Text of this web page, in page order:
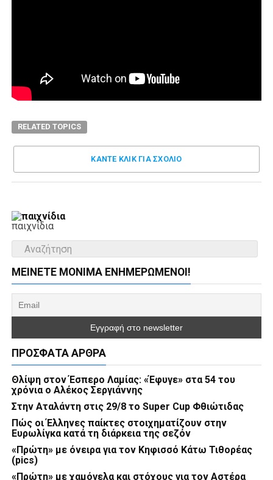
RELATED TOPICS
ΚΑΝΤΕ ΚΛΊΚ ΓΙΑ ΣΧΌΛΙΟ
παιχνίδια
ΜΕΊΝΕΤΕ ΜΌΝΙΜΑ ΕΝΗΜΕΡΏΜΕΝΟΙ!
ΠΡΌΣΦΑΤΑ ΆΡΘΡΑ
Θλίψη στον Έσπερο Λαμίας: «Έφυγε» στα 54 του
χρόνια ο Αλέκος Σεργιάννης
Στην Αταλάντη στις 29/8 το Super Cup Φθιώτιδας
Πώς οι Έλληνες παίκτες στοιχηματίζουν στην
Ευρωλίγκα κατά τη διάρκεια της σεζόν
«Πρώτη» με όνειρα για τον Κηφισσό Κάτω Τιθορέας
(pics)
«Πρώτη» με χαμόγελα και στόχους για τον Αστέρα